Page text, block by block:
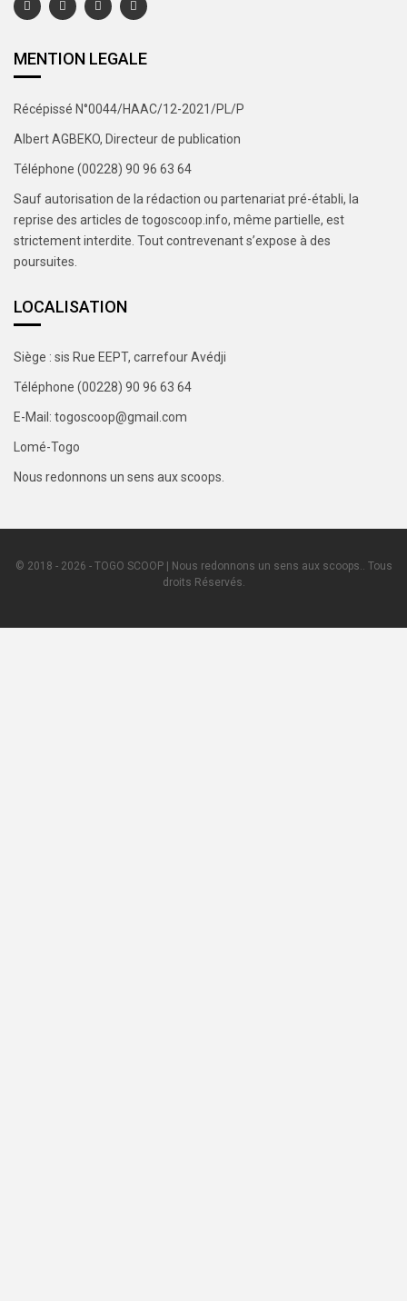
MENTION LEGALE
Récépissé N°0044/HAAC/12-2021/PL/P
Albert AGBEKO, Directeur de publication
Téléphone (00228) 90 96 63 64
Sauf autorisation de la rédaction ou partenariat pré-établi, la
reprise des articles de togoscoop.info, même partielle, est
strictement interdite. Tout contrevenant s’expose à des
poursuites.
LOCALISATION
Siège : sis Rue EEPT, carrefour Avédji
Téléphone (00228) 90 96 63 64
E-Mail: togoscoop@gmail.com
Lomé-Togo
Nous redonnons un sens aux scoops.
© 2018 - 2026 - TOGO SCOOP | Nous redonnons un sens aux scoops.. Tous
droits Réservés.